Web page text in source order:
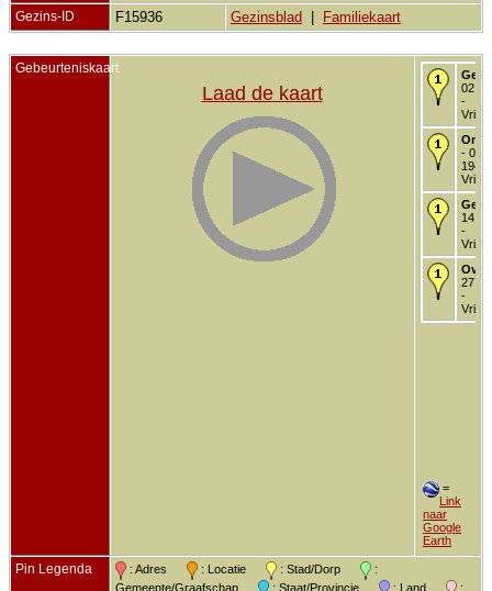
Gezins-ID F15936 Gezinsblad Familiekaart
Gebeurteniskaart
Laad de kaart
02
-
- 01
1941
14
-
27
-
=
Link
naar
Google
Earth
Pin Legenda : Adres : Locatie : Stad/Dorp
:
Gemeente/Graafschap
: Staat/Provincie : Land
: